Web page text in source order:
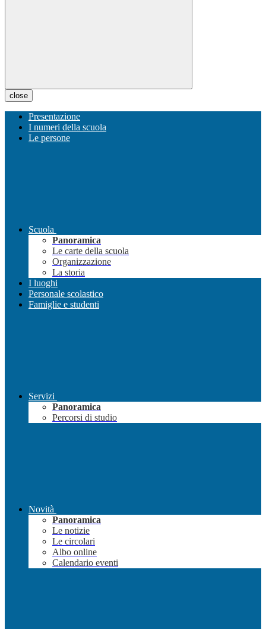
close
Presentazione
I numeri della scuola
Le persone
Scuola
Panoramica
Le carte della scuola
Organizzazione
La storia
I luoghi
Personale scolastico
Famiglie e studenti
Servizi
Panoramica
Percorsi di studio
Novità
Panoramica
Le notizie
Le circolari
Albo online
Calendario eventi